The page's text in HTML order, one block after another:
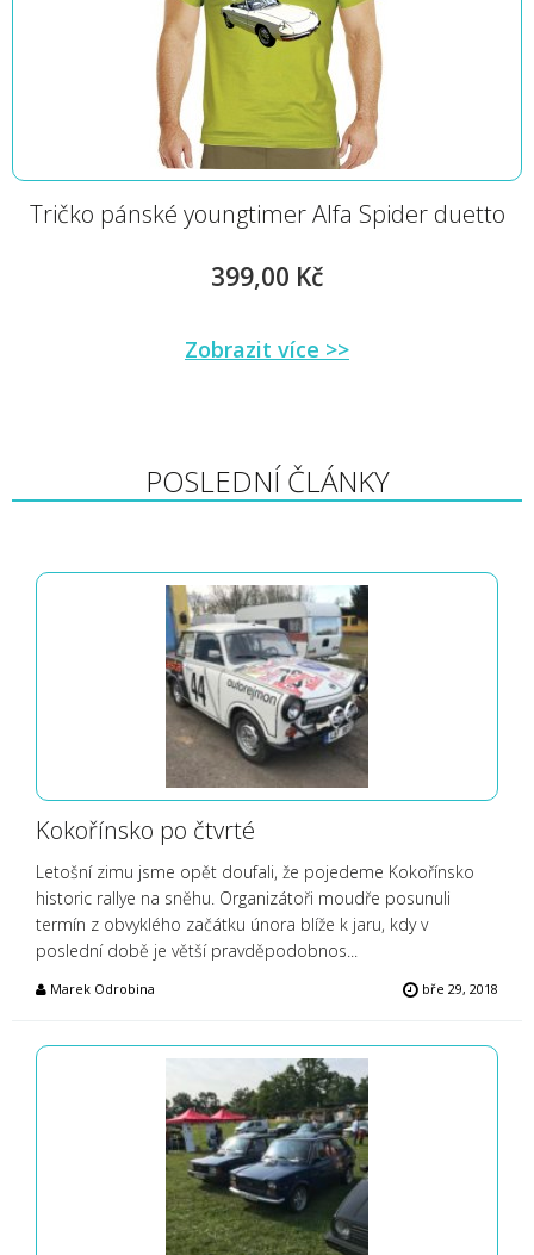
Tričko pánské youngtimer Alfa Spider duetto
399,00 Kč
Zobrazit více >>
POSLEDNÍ ČLÁNKY
Kokořínsko po čtvrté
Letošní zimu jsme opět doufali, že pojedeme Kokořínsko
historic rallye na sněhu. Organizátoři moudře posunuli
termín z obvyklého začátku února blíže k jaru, kdy v
poslední době je větší pravděpodobnos...
Marek Odrobina bře 29, 2018